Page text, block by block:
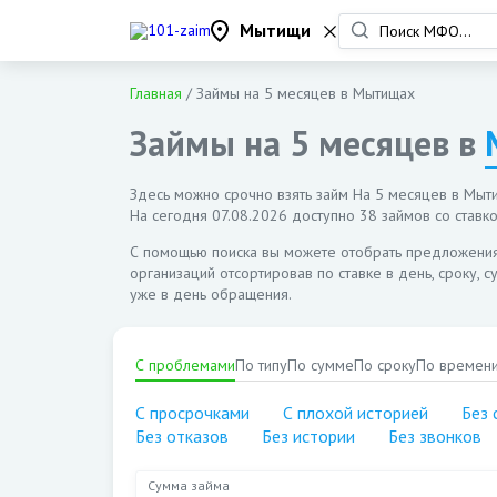
Мытищи
Главная /Займы на 5 месяцев в Мытищах
Займы на 5 месяцев в
Здесь можно срочно взять займ На 5 месяцев в
На сегодня 07.08.2026 доступно 38 займов со
С помощью поиска вы можете отобрать
организаций отсортировав по ставке в день, сроку,
уже в день обращения.
С проблемамиПо типуПо суммеПо срокуПо времени
С просрочками С плохой историей Без
Без отказов
Без истории Без звонков
Сумма займа